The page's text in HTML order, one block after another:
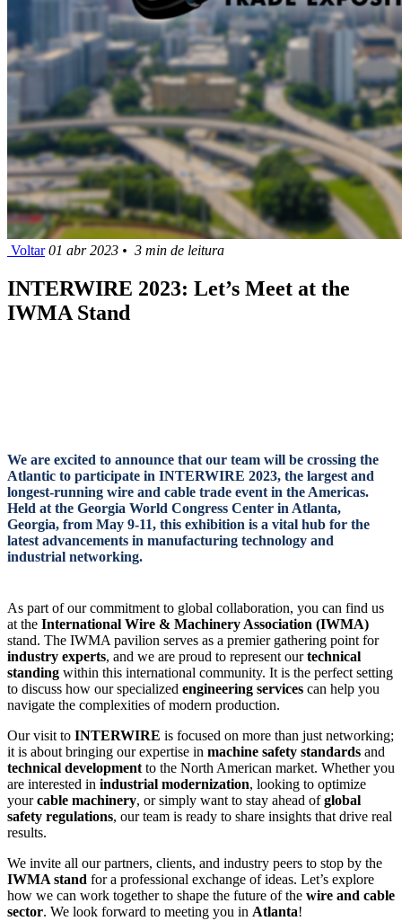
Voltar 01 abr 2023 • 3 min de leitura
INTERWIRE 2023: Let’s Meet at the
IWMA Stand
We are excited to announce that our team will be crossing the
Atlantic to participate in INTERWIRE 2023, the largest and
longest-running wire and cable trade event in the Americas.
Held at the Georgia World Congress Center in Atlanta,
Georgia, from May 9-11, this exhibition is a vital hub for the
latest advancements in manufacturing technology and
industrial networking.
As part of our commitment to global collaboration, you can find us
at the International Wire & Machinery Association (IWMA)
stand. The IWMA pavilion serves as a premier gathering point for
industry experts, and we are proud to represent ourtechnical
standing within this international community. It is the perfect setting
to discuss how our specialized engineering services can help you
navigate the complexities of modern production.
Our visit to INTERWIRE is focused on more than just networking;
it is about bringing our expertise in machine safety standards and
technical development to the North American market. Whether you
are interested in industrial modernization, looking to optimize
yourcable machinery, or simply want to stay ahead ofglobal
safety regulations, our team is ready to share insights that drive real
results.
We invite all our partners, clients, and industry peers to stop by the
IWMA stand for a professional exchange of ideas. Let’s explore
how we can work together to shape the future of the wire and cable
sector. We look forward to meeting you in Atlanta!